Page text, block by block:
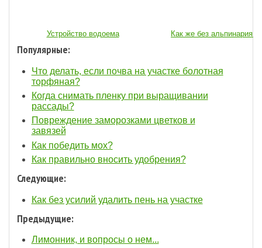
Устройство водоема Как же без альпинария...
Популярные:
Что делать, если почва на участке болотная
торфяная?
Когда снимать пленку при выращивании
рассады?
Повреждение заморозками цветков и
завязей
Как победить мох?
Как правильно вносить удобрения?
Следующие:
Как без усилий удалить пень на участке
Предыдущие:
Лимонник, и вопросы о нем...